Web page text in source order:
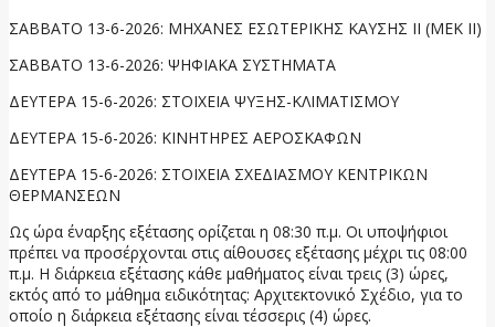
ΣΑΒΒΑΤΟ 13-6-2026: ΜΗΧΑΝΕΣ ΕΣΩΤΕΡΙΚΗΣ ΚΑΥΣΗΣ II (ΜΕΚ ΙΙ)
ΣΑΒΒΑΤΟ 13-6-2026: ΨΗΦΙΑΚΑ ΣΥΣΤΗΜΑΤΑ
ΔΕΥΤΕΡΑ 15-6-2026: ΣΤΟΙΧΕΙΑ ΨΥΞΗΣ-ΚΛΙΜΑΤΙΣΜΟΥ
ΔΕΥΤΕΡΑ 15-6-2026: ΚΙΝΗΤΗΡΕΣ ΑΕΡΟΣΚΑΦΩΝ
ΔΕΥΤΕΡΑ 15-6-2026: ΣΤΟΙΧΕΙΑ ΣΧΕΔΙΑΣΜΟΥ ΚΕΝΤΡΙΚΩΝ
ΘΕΡΜΑΝΣΕΩΝ
Ως ώρα έναρξης εξέτασης ορίζεται η 08:30 π.μ. Οι υποψήφιοι
πρέπει να προσέρχονται στις αίθουσες εξέτασης μέχρι τις 08:00
π.μ. Η διάρκεια εξέτασης κάθε μαθήματος είναι τρεις (3) ώρες,
εκτός από το μάθημα ειδικότητας: Αρχιτεκτονικό Σχέδιο, για το
οποίο η διάρκεια εξέτασης είναι τέσσερις (4) ώρες.